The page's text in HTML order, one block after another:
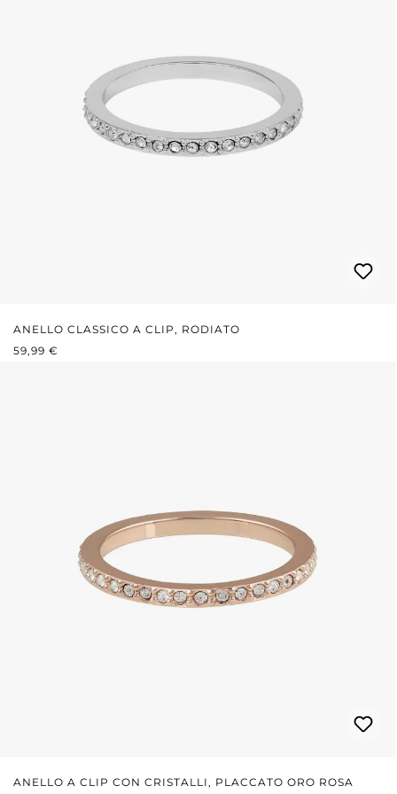
ANELLO CLASSICO A CLIP, RODIATO
PREZZO NORMALE:
59,99 €
ANELLO A CLIP CON CRISTALLI, PLACCATO ORO ROSA